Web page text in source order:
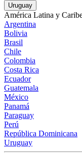
Uruguay
América Latina y
Argentina
Bolivia
Brasil
Chile
Colombia
Costa Rica
Ecuador
Guatemala
México
Panamá
Paraguay
Perú
República Dominicana
Uruguay